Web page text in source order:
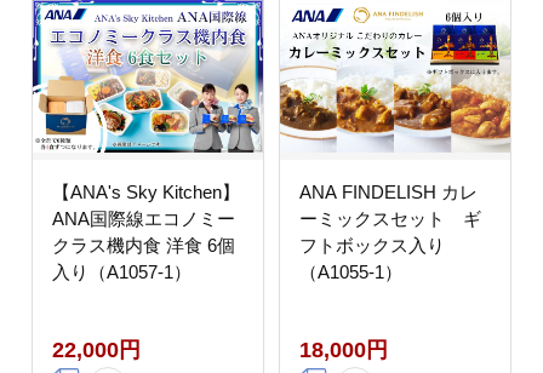
【ANA's Sky Kitchen】
ANA国際線エコノミー
クラス機内食 洋食 6個
入り（A1057-1）
22,000円
ANA FINDELISH カレ
ーミックスセット ギ
フトボックス入り
（A1055-1）
18,000円